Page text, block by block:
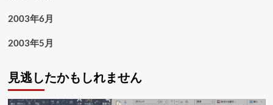
2003年6月
2003年5月
見逃したかもしれません